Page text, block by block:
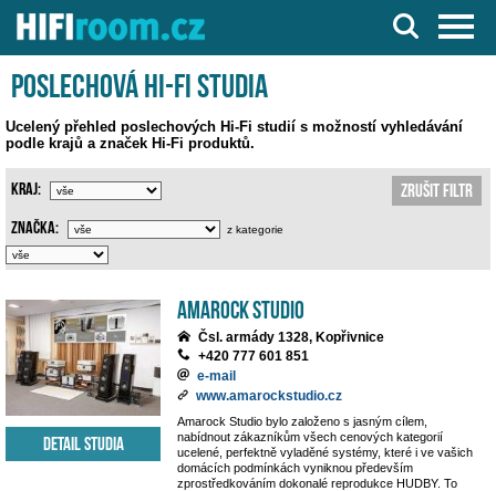
Server o Hi-Fi a AV technice
Poslechová Hi-Fi studia
Ucelený přehled poslechových Hi-Fi studií s možností vyhledávání
podle krajů a značek Hi-Fi produktů.
Zrušit filtr
Kraj:
Značka: z kategorie
Amarock Studio
Čsl. armády 1328, Kopřivnice
+420 777 601 851
e-mail
www.amarockstudio.cz
Amarock Studio bylo založeno s jasným cílem,
nabídnout zákazníkům všech cenových kategorií
ucelené, perfektně vyladěné systémy, které i ve vašich
domácích podmínkách vyniknou především
zprostředkováním dokonalé reprodukce HUDBY. To
Detail studia